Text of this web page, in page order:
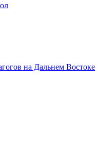
на Дальнем Востоке